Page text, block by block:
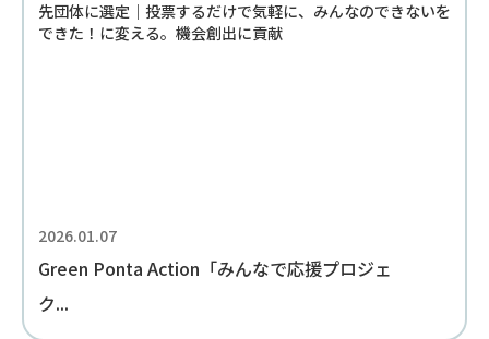
2026.01.07
Green Ponta Action「みんなで応援プロジェ
ク...